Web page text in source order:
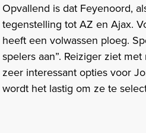
Opvallend is dat Feyenoord,
tegenstelling tot AZ en Ajax.
heeft een volwassen ploeg.
spelers aan”. Reiziger ziet
zeer interessant opties voor
wordt het lastig om ze te